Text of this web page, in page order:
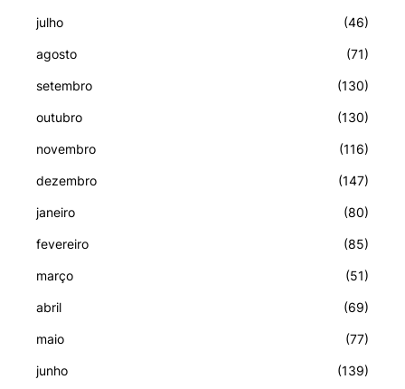
julho (46)
agosto (71)
setembro (130)
outubro (130)
novembro (116)
dezembro (147)
janeiro (80)
fevereiro (85)
março (51)
abril (69)
maio (77)
junho (139)